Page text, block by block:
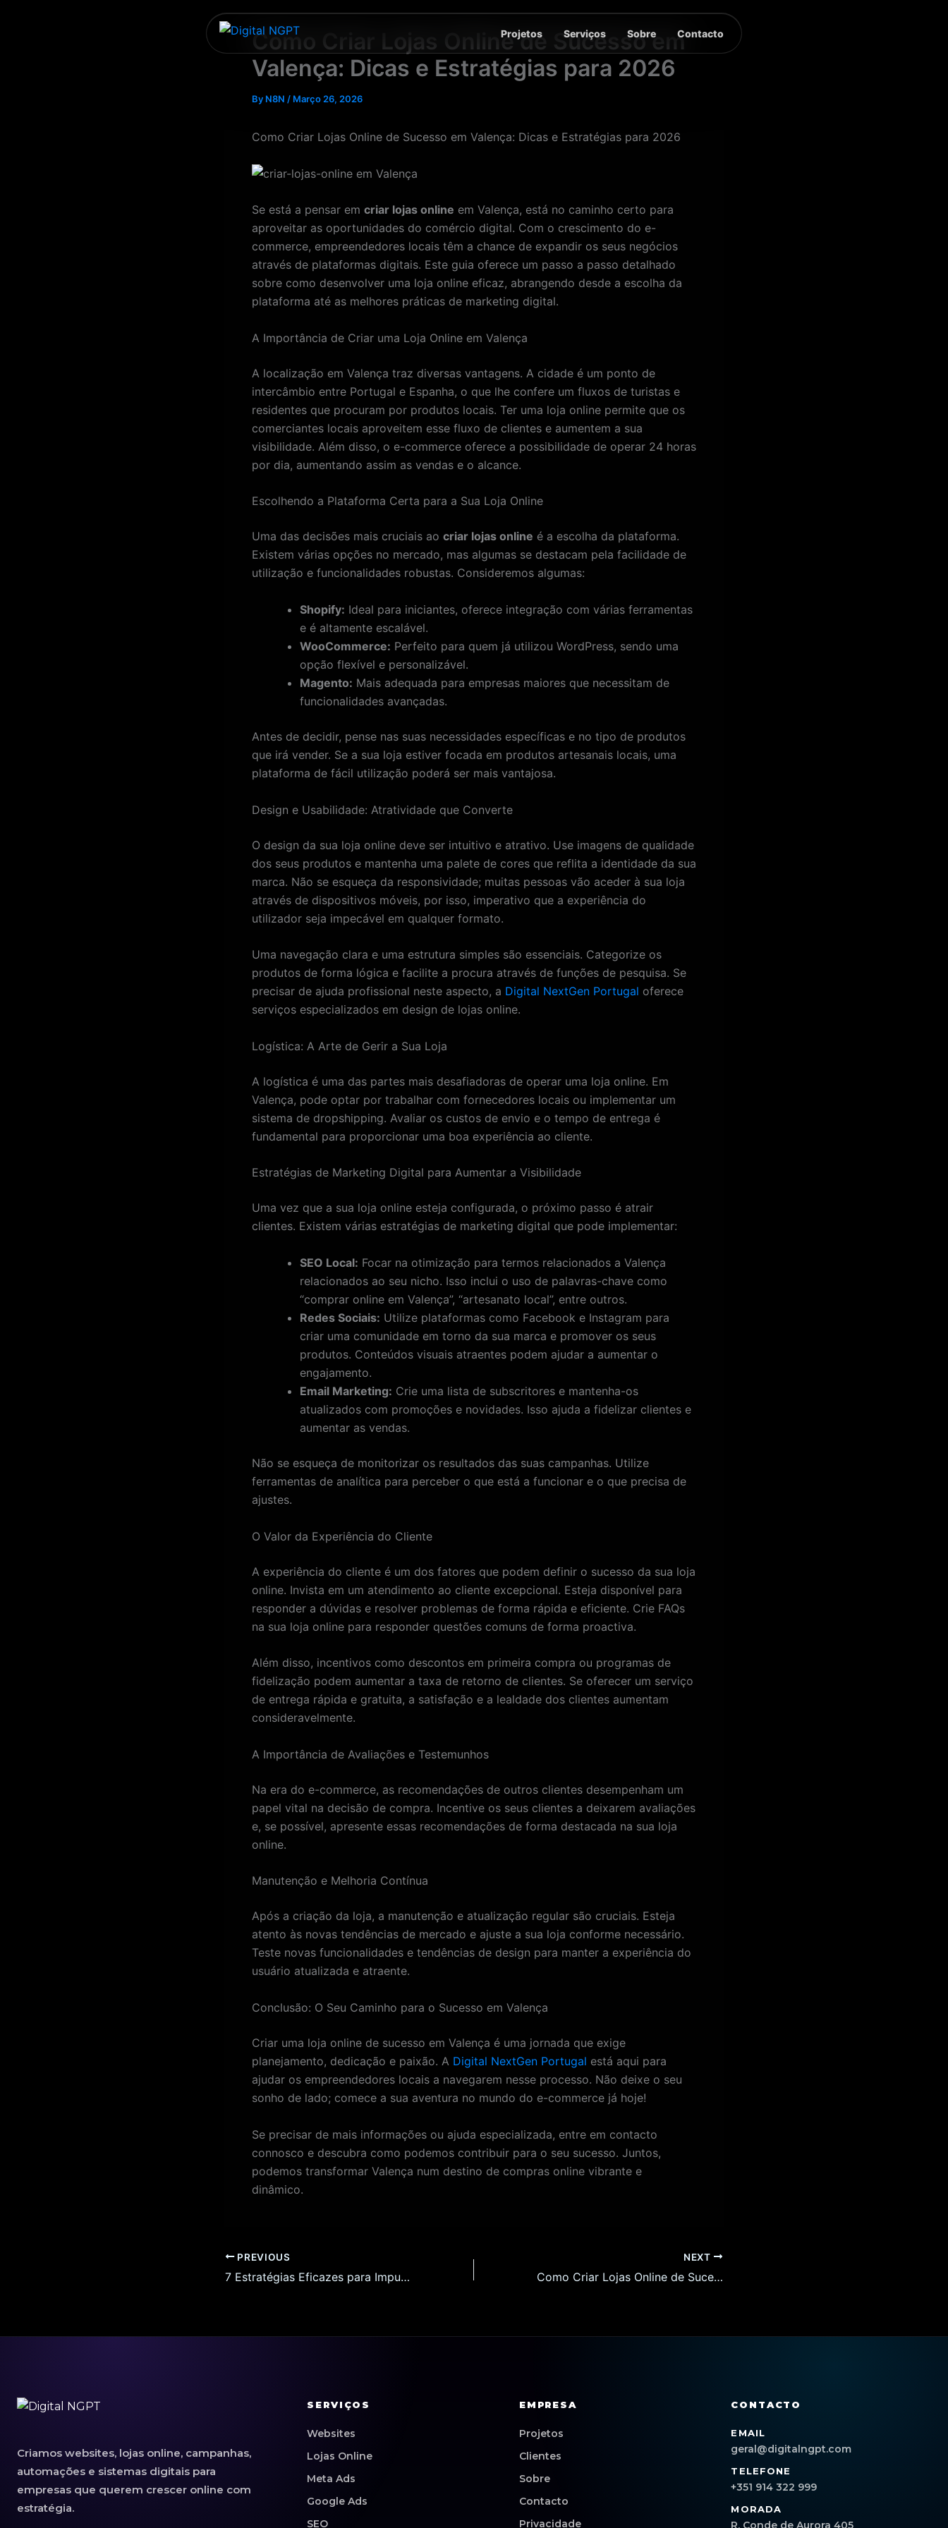
Projetos Serviços Sobre Contacto
Como Criar Lojas Online de Sucesso em
Valença: Dicas e Estratégias para 2026
By N8N / Março 26, 2026
Como Criar Lojas Online de Sucesso em Valença: Dicas e Estratégias para 2026
Se está a pensar em criar lojas online em Valença, está no caminho certo para
aproveitar as oportunidades do comércio digital. Com o crescimento do e-
commerce, empreendedores locais têm a chance de expandir os seus negócios
através de plataformas digitais. Este guia oferece um passo a passo detalhado
sobre como desenvolver uma loja online eficaz, abrangendo desde a escolha da
plataforma até as melhores práticas de marketing digital.
A Importância de Criar uma Loja Online em Valença
A localização em Valença traz diversas vantagens. A cidade é um ponto de
intercâmbio entre Portugal e Espanha, o que lhe confere um fluxos de turistas e
residentes que procuram por produtos locais. Ter uma loja online permite que os
comerciantes locais aproveitem esse fluxo de clientes e aumentem a sua
visibilidade. Além disso, o e-commerce oferece a possibilidade de operar 24 horas
por dia, aumentando assim as vendas e o alcance.
Escolhendo a Plataforma Certa para a Sua Loja Online
Uma das decisões mais cruciais ao criar lojas online é a escolha da plataforma.
Existem várias opções no mercado, mas algumas se destacam pela facilidade de
utilização e funcionalidades robustas. Consideremos algumas:
Shopify: Ideal para iniciantes, oferece integração com várias ferramentas
e é altamente escalável.
WooCommerce: Perfeito para quem já utilizou WordPress, sendo uma
opção flexível e personalizável.
Magento: Mais adequada para empresas maiores que necessitam de
funcionalidades avançadas.
Antes de decidir, pense nas suas necessidades específicas e no tipo de produtos
que irá vender. Se a sua loja estiver focada em produtos artesanais locais, uma
plataforma de fácil utilização poderá ser mais vantajosa.
Design e Usabilidade: Atratividade que Converte
O design da sua loja online deve ser intuitivo e atrativo. Use imagens de qualidade
dos seus produtos e mantenha uma palete de cores que reflita a identidade da sua
marca. Não se esqueça da responsividade; muitas pessoas vão aceder à sua loja
através de dispositivos móveis, por isso, imperativo que a experiência do
utilizador seja impecável em qualquer formato.
Uma navegação clara e uma estrutura simples são essenciais. Categorize os
produtos de forma lógica e facilite a procura através de funções de pesquisa. Se
precisar de ajuda profissional neste aspecto, a Digital NextGen Portugal oferece
serviços especializados em design de lojas online.
Logística: A Arte de Gerir a Sua Loja
A logística é uma das partes mais desafiadoras de operar uma loja online. Em
Valença, pode optar por trabalhar com fornecedores locais ou implementar um
sistema de dropshipping. Avaliar os custos de envio e o tempo de entrega é
fundamental para proporcionar uma boa experiência ao cliente.
Estratégias de Marketing Digital para Aumentar a Visibilidade
Uma vez que a sua loja online esteja configurada, o próximo passo é atrair
clientes. Existem várias estratégias de marketing digital que pode implementar:
SEO Local: Focar na otimização para termos relacionados a Valença
relacionados ao seu nicho. Isso inclui o uso de palavras-chave como
“comprar online em Valença”, “artesanato local”, entre outros.
Redes Sociais: Utilize plataformas como Facebook e Instagram para
criar uma comunidade em torno da sua marca e promover os seus
produtos. Conteúdos visuais atraentes podem ajudar a aumentar o
engajamento.
Email Marketing: Crie uma lista de subscritores e mantenha-os
atualizados com promoções e novidades. Isso ajuda a fidelizar clientes e
aumentar as vendas.
Não se esqueça de monitorizar os resultados das suas campanhas. Utilize
ferramentas de analítica para perceber o que está a funcionar e o que precisa de
ajustes.
O Valor da Experiência do Cliente
A experiência do cliente é um dos fatores que podem definir o sucesso da sua loja
online. Invista em um atendimento ao cliente excepcional. Esteja disponível para
responder a dúvidas e resolver problemas de forma rápida e eficiente. Crie FAQs
na sua loja online para responder questões comuns de forma proactiva.
Além disso, incentivos como descontos em primeira compra ou programas de
fidelização podem aumentar a taxa de retorno de clientes. Se oferecer um serviço
de entrega rápida e gratuita, a satisfação e a lealdade dos clientes aumentam
consideravelmente.
A Importância de Avaliações e Testemunhos
Na era do e-commerce, as recomendações de outros clientes desempenham um
papel vital na decisão de compra. Incentive os seus clientes a deixarem avaliações
e, se possível, apresente essas recomendações de forma destacada na sua loja
online.
Manutenção e Melhoria Contínua
Após a criação da loja, a manutenção e atualização regular são cruciais. Esteja
atento às novas tendências de mercado e ajuste a sua loja conforme necessário.
Teste novas funcionalidades e tendências de design para manter a experiência do
usuário atualizada e atraente.
Conclusão: O Seu Caminho para o Sucesso em Valença
Criar uma loja online de sucesso em Valença é uma jornada que exige
planejamento, dedicação e paixão. A Digital NextGen Portugal está aqui para
ajudar os empreendedores locais a navegarem nesse processo. Não deixe o seu
sonho de lado; comece a sua aventura no mundo do e-commerce já hoje!
Se precisar de mais informações ou ajuda especializada, entre em contacto
connosco e descubra como podemos contribuir para o seu sucesso. Juntos,
podemos transformar Valença num destino de compras online vibrante e
dinâmico.
PREVIOUS
7 Estratégias Eficazes para Impulsionar Vendas de Lojas Online em Vila Verde em 2026
NEXT
Como Criar Lojas Online de Sucesso em Valença: Dicas e Estratégias para 2026
Criamos websites, lojas online, campanhas,
automações e sistemas digitais para
empresas que querem crescer online com
estratégia.
SERVIÇOS
Websites
Lojas Online
Meta Ads
Google Ads
SEO
EMPRESA
Projetos
Clientes
Sobre
Contacto
Privacidade
CONTACTO
EMAIL
geral@digitalngpt.com
TELEFONE
+351 914 322 999
MORADA
R. Conde de Aurora 405